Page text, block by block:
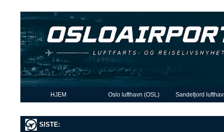
HJEM Oslo lufthavn (OSL) Sandefjord
SISTE: